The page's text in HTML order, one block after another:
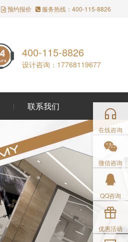
预约报价 服务热线：400-115-8826
400-115-8826
设计咨询：17768119677
联系我们
在线咨询
微信咨询
QQ咨询
优惠活动